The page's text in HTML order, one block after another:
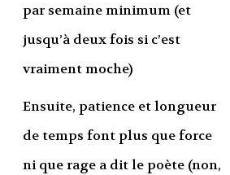
par semaine minimum (et
jusqu’à deux fois si c’est
vraiment moche)
Ensuite, patience et longueur
de temps font plus que force
ni que rage a dit le poète (non,